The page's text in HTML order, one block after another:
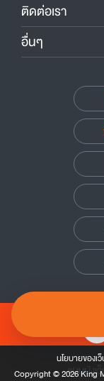
ติดต่อเรา
อื่นๆ
แผนผังเ
นโยบายของเ
Copyright © 2026 King